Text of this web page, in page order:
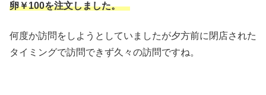
卵￥100を注文しました。
何度か訪問をしようとしていましたが夕方前に閉店された
タイミングで訪問できず久々の訪問ですね。